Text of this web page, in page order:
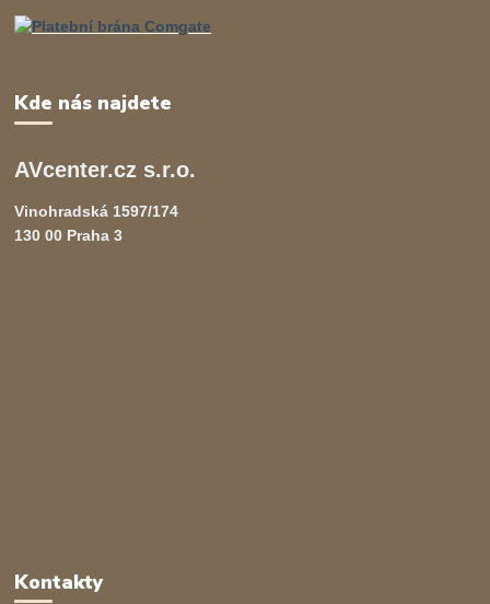
Kde nás najdete
AVcenter.cz s.r.o.
Vinohradská 1597/174
130 00 Praha 3
Kontakty